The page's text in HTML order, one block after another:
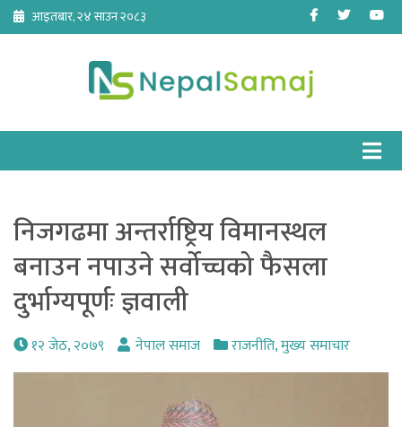
Skip
content
आइतबार, २४ साउन २०८३ Facebook
Twitter
निजगढमा अन्तर्राष्ट्रिय विमानस्थल
बनाउन नपाउने सर्वोच्चको फैसला
दुर्भाग्यपूर्णः ज्ञवाली
१२ जेठ, २०७९ नेपाल समाज राजनीति,मुख्य समाचार